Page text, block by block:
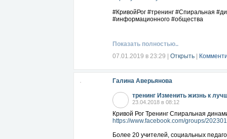
#КривойРог #тренинг #Спиральная
#информационного #общества
Показать полностью..
07.01.2019 в 23:29
Открыть
Галина Аверьянова
тренинг Изменить жизнь к
23.04.2018 в 08:12
Кривой Рог Тренинг Спиральная
https://www.facebook.com/groups/
Более 20 учителей, социальных